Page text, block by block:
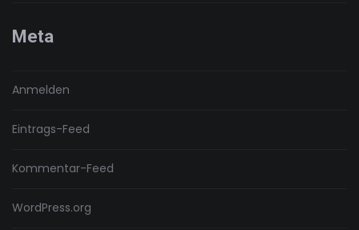
Meta
Anmelden
Eintrags-Feed
Kommentar-Feed
WordPress.org